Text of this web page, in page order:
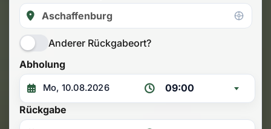
Anderer Rückgabeort?
Abholung
09:00
Rückgabe